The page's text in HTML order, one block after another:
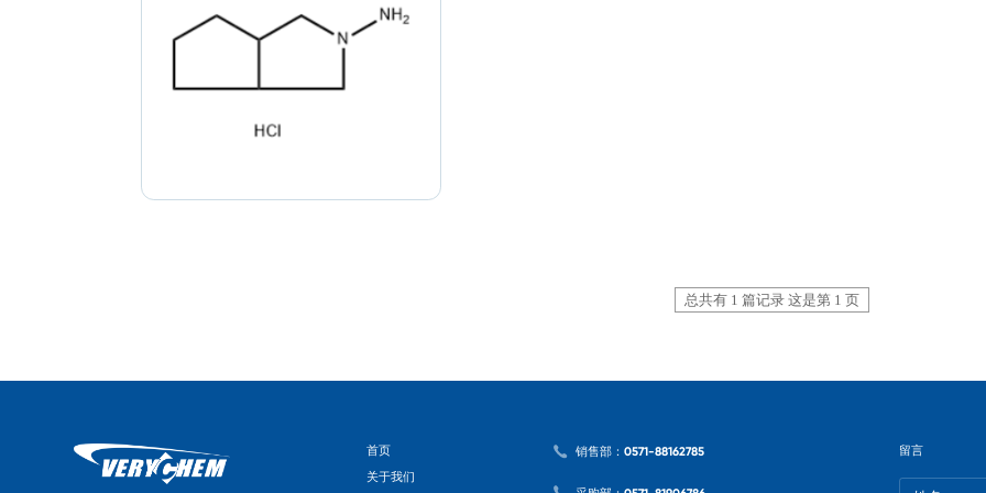
总共有 1 篇记录 这是第 1 页
首页
关于我们
销售部：0571-88162785 留言